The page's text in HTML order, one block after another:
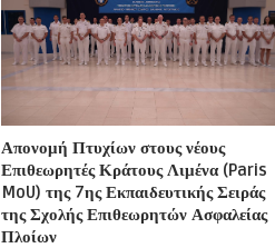
Απονομή Πτυχίων στους νέους
Επιθεωρητές Κράτους Λιμένα (Paris
MoU) της 7ης Εκπαιδευτικής Σειράς
της Σχολής Επιθεωρητών Ασφαλείας
Πλοίων